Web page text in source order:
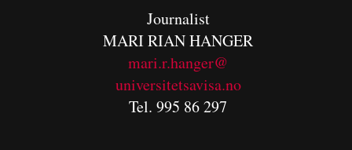
Journalist
MARI RIAN HANGER
mari.r.hanger@
universitetsavisa.no
Tel. 995 86 297